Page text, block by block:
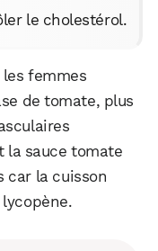
le cholestérol.
femmes
de tomate, plus
la sauce tomate
car la cuisson